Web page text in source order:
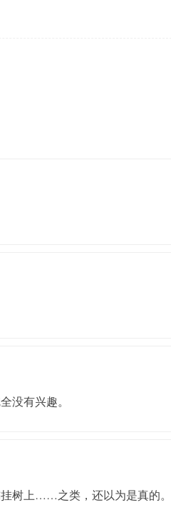
没有兴趣。
挂树上……之类，还以为是真的